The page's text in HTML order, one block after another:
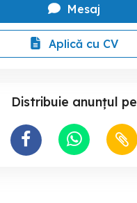
Mesaj
Aplică cu CV
Distribuie anunțul pe